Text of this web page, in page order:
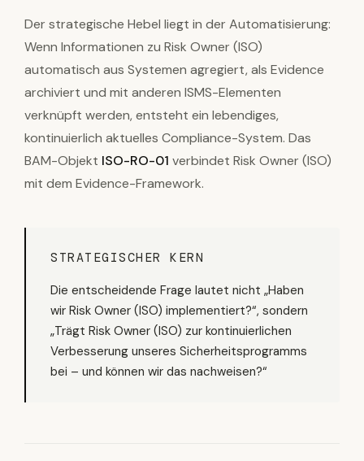
Der strategische Hebel liegt in der Automatisierung:
Wenn Informationen zu Risk Owner (ISO)
automatisch aus Systemen agregiert, als Evidence
archiviert und mit anderen ISMS-Elementen
verknüpft werden, entsteht ein lebendiges,
kontinuierlich aktuelles Compliance-System. Das
BAM-Objekt ISO-RO-01 verbindet Risk Owner (ISO)
mit dem Evidence-Framework.
STRATEGISCHER KERN
Die entscheidende Frage lautet nicht „Haben
wir Risk Owner (ISO) implementiert?“, sondern
„Trägt Risk Owner (ISO) zur kontinuierlichen
Verbesserung unseres Sicherheitsprogramms
bei – und können wir das nachweisen?“